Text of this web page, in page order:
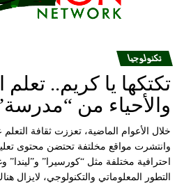
تكنولوجيا
تكتكها يا كريم.. تعلم
والأحياء من
خلال الأعوام الماضية، تعززت ثقافة
وانتشرت مواقع مخلتفة تحتضن محتوى
احترافية مختلفة مثل “كورسيرا”
التطور المعلوماتي والتكنولوجي،